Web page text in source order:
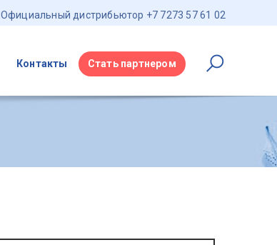
Официальный дистрибьютор +7 7273 57 61 02
Контакты Стать партнером